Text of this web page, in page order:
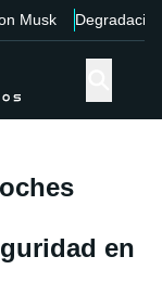
Musk Degradación
en